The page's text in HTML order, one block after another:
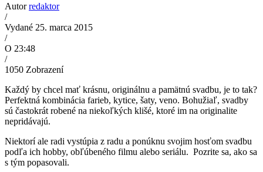
Autorredaktor
/
Vydané 25. marca 2015
/
O 23:48
/
1050 Zobrazení
Každý by chcel mať krásnu, originálnu a pamätnú svadbu, je to tak?
Perfektná kombinácia farieb, kytice, šaty, veno. Bohužiaľ, svadby
sú častokrát robené na niekoľkých klišé, ktoré im na originalite
nepridávajú.
Niektorí ale radi vystúpia z radu a ponúknu svojim hosťom svadbu
podľa ich hobby, obľúbeného filmu alebo seriálu. Pozrite sa, ako sa
s tým popasovali.